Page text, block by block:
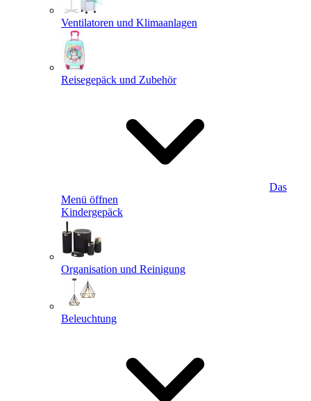
Ventilatoren und Klimaanlagen
Reisegepäck und Zubehör
Das
Menü öffnen
Kindergepäck
Organisation und Reinigung
Beleuchtung